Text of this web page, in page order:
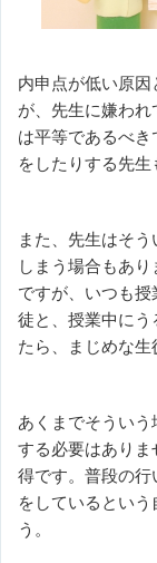
内申点が低い原
が、先生に嫌わ
は平等であるべき
をしたりする先生
また、先生はそ
しまう場合もあ
ですが、いつも
徒と、授業中にう
たら、まじめな生
あくまでそうい
する必要はありま
得です。普段の行
をしているとい
う。